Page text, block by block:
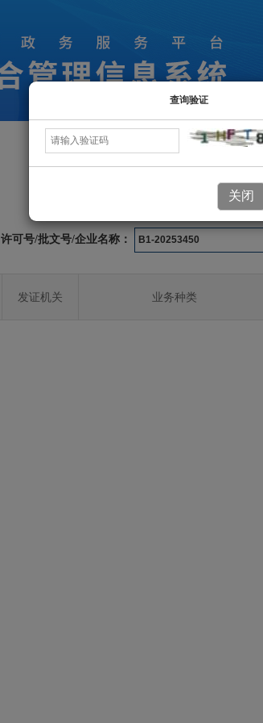
许可业务信息
许可号/批文号/企业名称：
查询验证
关闭
发证机关 业务种类